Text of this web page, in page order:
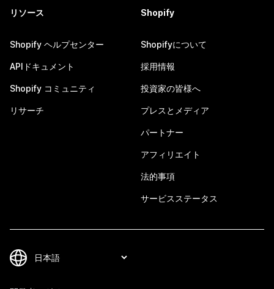
リソース
Shopify ヘルプセンター
APIドキュメント
Shopify コミュニティ
リサーチ
Shopify
Shopifyについて
採用情報
投資家の皆様へ
プレスとメディア
パートナー
アフィリエイト
法的事項
サービスステータス